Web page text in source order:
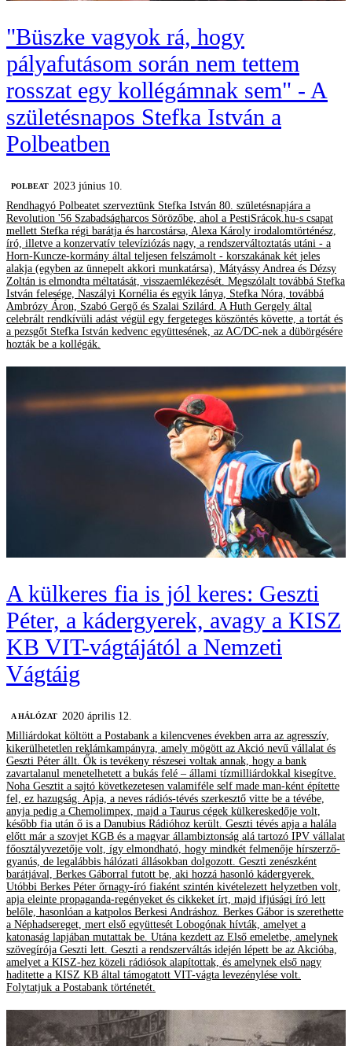
"Büszke vagyok rá, hogy
pályafutásom során nem tettem
rosszat egy kollégámnak sem" - A
születésnapos Stefka István a
Polbeatben
‎POLBEAT
2023 június 10.
Rendhagyó Polbeatet szerveztünk Stefka István 80. születésnapjára a
Revolution '56 Szabadságharcos Sörözőbe, ahol a PestiSrácok.hu-s csapat
mellett Stefka régi barátja és harcostársa, Alexa Károly irodalomtörténész,
író, illetve a konzervatív televíziózás nagy, a rendszerváltoztatás utáni - a
Horn-Kuncze-kormány által teljesen felszámolt - korszakának két jeles
alakja (egyben az ünnepelt akkori munkatársa), Mátyássy Andrea és Dézsy
Zoltán is elmondta méltatását, visszaemlékezését. Megszólalt továbbá Stefka
István felesége, Naszályi Kornélia és egyik lánya, Stefka Nóra, továbbá
Ambrózy Áron, Szabó Gergő és Szalai Szilárd. A Huth Gergely által
celebrált rendkívüli adást végül egy fergeteges köszöntés követte, a tortát és
a pezsgőt Stefka István kedvenc együttesének, az AC/DC-nek a dübörgésére
hozták be a kollégák.
A külkeres fia is jól keres: Geszti
Péter, a kádergyerek, avagy a KISZ
KB VIT-vágtájától a Nemzeti
Vágtáig
A HÁLÓZAT 2020 április 12.
Milliárdokat költött a Postabank a kilencvenes években arra az agresszív,
kikerülhetetlen reklámkampányra, amely mögött az Akció nevű vállalat és
Geszti Péter állt. Ők is tevékeny részesei voltak annak, hogy a bank
zavartalanul menetelhetett a bukás felé – állami tízmilliárdokkal kisegítve.
Noha Gesztit a sajtó következetesen valamiféle self made man-ként építette
fel, ez hazugság. Apja, a neves rádiós-tévés szerkesztő vitte be a tévébe,
anyja pedig a Chemolimpex, majd a Taurus cégek külkereskedője volt,
később fia után ő is a Danubius Rádióhoz került. Geszti tévés apja a halála
előtt már a szovjet KGB és a magyar állambiztonság alá tartozó IPV vállalat
főosztályvezetője volt, így elmondható, hogy mindkét felmenője hírszerző-
gyanús, de legalábbis hálózati állásokban dolgozott. Geszti zenészként
barátjával, Berkes Gáborral futott be, aki hozzá hasonló kádergyerek.
Utóbbi Berkes Péter őrnagy-író fiaként szintén kivételezett helyzetben volt,
apja eleinte propaganda-regényeket és cikkeket írt, majd ifjúsági író lett
belőle, hasonlóan a katpolos Berkesi Andráshoz. Berkes Gábor is szerethette
a Néphadsereget, mert első együttesét Lobogónak hívták, amelyet a
katonaság lapjában mutattak be. Utána kezdett az Első emeletbe, amelynek
szövegírója Geszti lett. Geszti a rendszerváltás idején lépett be az Akcióba,
amelyet a KISZ-hez közeli rádiósok alapítottak, és amelynek első nagy
haditette a KISZ KB által támogatott VIT-vágta levezénylése volt.
Folytatjuk a Postabank történetét.